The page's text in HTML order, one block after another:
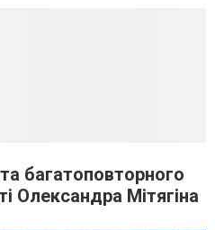
багатоповторного
Олександра Мітягіна